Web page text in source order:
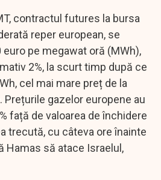
contractul futures la bursa
reper european, se
pe megawat oră (MWh),
2%, la scurt timp după ce
cel mai mare preț de la
Prețurile gazelor europene au
față de valoarea de închidere
trecută, cu câteva ore înainte
Hamas să atace Israelul,